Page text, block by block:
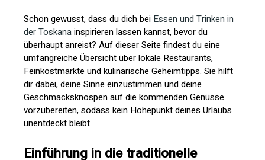
Schon gewusst, dass du dich bei Essen und Trinken in
der Toskanainspirieren lassen kannst, bevor du
überhaupt anreist? Auf dieser Seite findest du eine
umfangreiche Übersicht über lokale Restaurants,
Feinkostmärkte und kulinarische Geheimtipps. Sie hilft
dir dabei, deine Sinne einzustimmen und deine
Geschmacksknospen auf die kommenden Genüsse
vorzubereiten, sodass kein Höhepunkt deines Urlaubs
unentdeckt bleibt.
Einführung in die traditionelle